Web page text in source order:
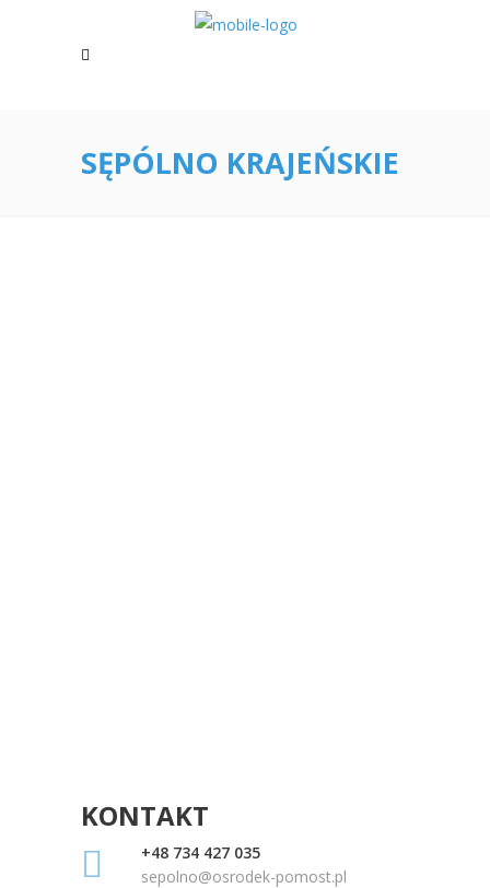
SĘPÓLNO KRAJEŃSKIE
KONTAKT
+48 734 427 035
sepolno@osrodek-pomost.pl